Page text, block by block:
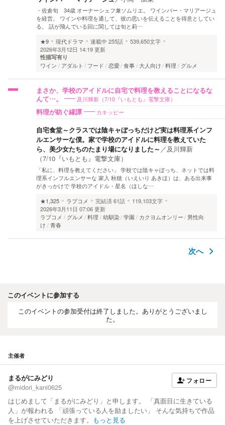
・佐倉旬 34歳 オーナーシェフ兼ソムリエ。 ワインバー・マリアージュ
を経営。 ワインや料理を通して、彼の思いを伝えることを得意としてい
る。 話が飛んでいる回に関しては旬と莉…
★9
現代ドラマ 連載中 255話
539,650文字
2026年3月12日 14:19 更新
性描写有り
ワイン アダルト フード 恋愛 食事 大人向け 料理 グルメ
まさか、学校のアイドルに自宅で料理を教えることになるな
んて…。
及川輝新（7/10『いもとも』電撃文庫）
料理が紡ぐ縁譚 カキッピー
自宅食堂～クラスでは陰キャぼっちだけど実は料理系インフ
ルエンサーな僕。家で学校のアイドルに料理を教えていた
ら、美少女たちのたまり場になりました～ ／及川輝新
（7/10『いもとも』電撃文庫）
「私に、料理を教えてください」 学校では陰キャぼっち、ネットでは料
理系インフルエンサーな 家入 秋穂（いえいり あきほ）は、ある出来事
がきっかけで 学校のアイドル・星名（ほしな…
★1,325
ラブコメ 完結済61話
119,103文字
2026年3月11日 07:06 更新
ラブコメ
グルメ 料理 幼馴染 学園 カクヨムオンリー
男性向
け
青春
次へ
このイベントに参加する
このイベントの参加受付は終了しました。ありがとうございまし
た。
主催者
まるがにみどり
@midori_kani0625
フォロー
はじめまして「まるがにみどり」と申します。 「真面目に生きている
人」が報われる 「頑張っている人を励ましたい」 そんな気持ちで作品
を上げさせていただきます。
もっと見る